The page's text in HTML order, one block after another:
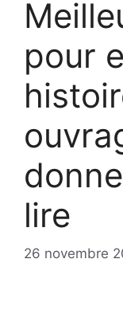
pour
lire
26 novembre